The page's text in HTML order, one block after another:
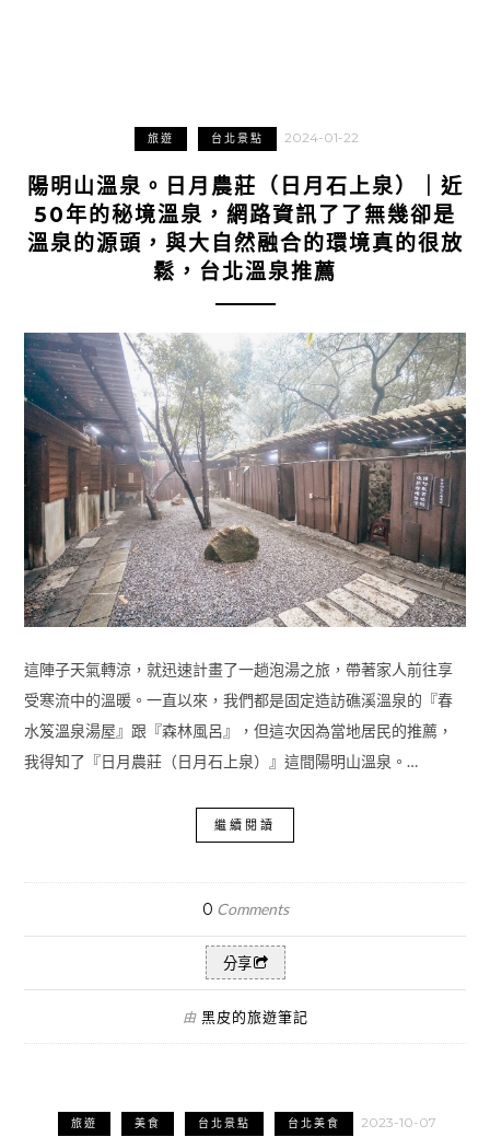
旅遊 台北景點 2024-01-22
陽明山溫泉。日月農莊（日月石上泉）｜近
50年的秘境溫泉，網路資訊了了無幾卻是
溫泉的源頭，與大自然融合的環境真的很放
鬆，台北溫泉推薦
這陣子天氣轉涼，就迅速計畫了一趟泡湯之旅，帶著家人前往享
受寒流中的溫暖。一直以來，我們都是固定造訪礁溪溫泉的『春
水笈溫泉湯屋』跟『森林風呂』，但這次因為當地居民的推薦，
我得知了『日月農莊（日月石上泉）』這間陽明山溫泉。…
繼續閱讀
0 Comments
分享
由 黑皮的旅遊筆記
旅遊 美食 台北景點 台北美食 2023-10-07